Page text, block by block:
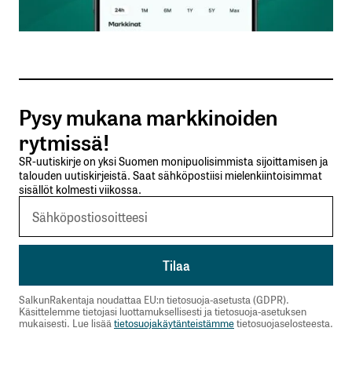
Sähköpostiosoitteesi
Tilaa SalkunRakentajan uutiskirje
Lähetä kommentti
Pysy mukana markkinoiden
rytmissä!
SR-uutiskirje on yksi Suomen monipuolisimmista sijoittamisen ja
talouden uutiskirjeistä. Saat sähköpostiisi mielenkiintoisimmat
sisällöt kolmesti viikossa.
SalkunRakentaja noudattaa EU:n tietosuoja-asetusta (GDPR).
Käsittelemme tietojasi luottamuksellisesti ja tietosuoja-asetuksen
mukaisesti. Lue lisää tietosuojakäytänteistämmetietosuojaselosteesta.